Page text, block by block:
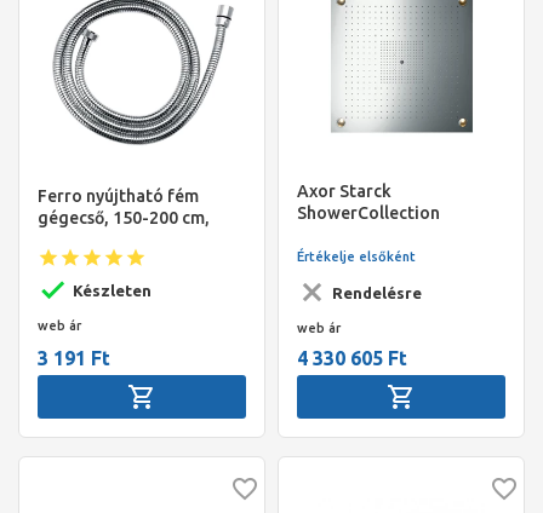
Ferro nyújtható fém
gégecső, 150-200 cm,
Készleten
web ár
3 191 Ft
Axor Starck
ShowerCollection
fejzuhany,970x970 mm,
Rendelésre
Értékelje elsőként
web ár
4 330 605 Ft